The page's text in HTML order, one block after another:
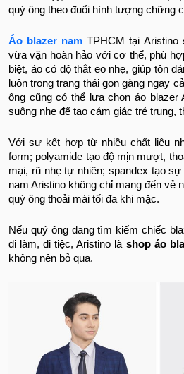
quý ông theo đuổi hình tượng chững
Áo blazer nam TPHCM tại
vừa vặn hoàn hảo với cơ thể, phù
biệt, áo có độ thắt eo nhẹ, giúp tôn
luôn trong trạng thái gọn gàng ngay
ông cũng có thể lựa chọn áo blazer
suông nhẹ để tạo cảm giác trẻ trung,
Với sự kết hợp từ nhiều chất liệu
form; polyamide tạo độ mịn mượt,
mại, rũ nhẹ tự nhiên; spandex tạo
nam Aristino không chỉ mang đến vẻ
quý ông thoải mái tối đa khi mặc.
Nếu quý ông đang tìm kiếm chiếc
đi làm, đi tiệc, Aristino là shop áo
không nên bỏ qua.